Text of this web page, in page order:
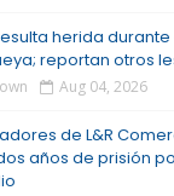
herida
reportan otros
Aug 04, 2026
de L&R
años de prisión